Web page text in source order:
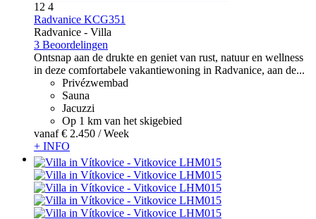
12 4
Radvanice KCG351
Radvanice - Villa
3 Beoordelingen
Ontsnap aan de drukte en geniet van rust, natuur en wellness
in deze comfortabele vakantiewoning in Radvanice, aan de...
Privézwembad
Sauna
Jacuzzi
Op 1 km van het skigebied
vanaf € 2.450 / Week
+ INFO